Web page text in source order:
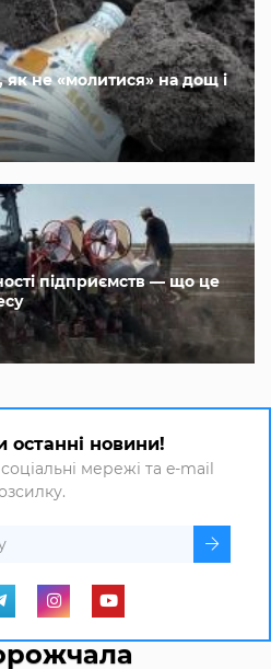
не «молитися» на дощ і
підприємств — що це
останні новини!
мережі та e-mail